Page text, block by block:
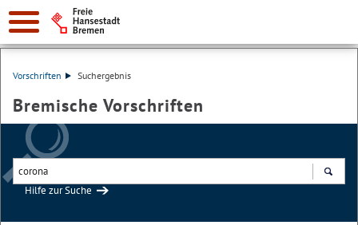
Vorschriften Suchergebnis
Bremische Vorschriften
Hilfe zur Suche